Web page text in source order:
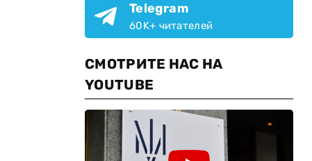
Telegram
60K+ читателей
СМОТРИТЕ НАС НА
YOUTUBE